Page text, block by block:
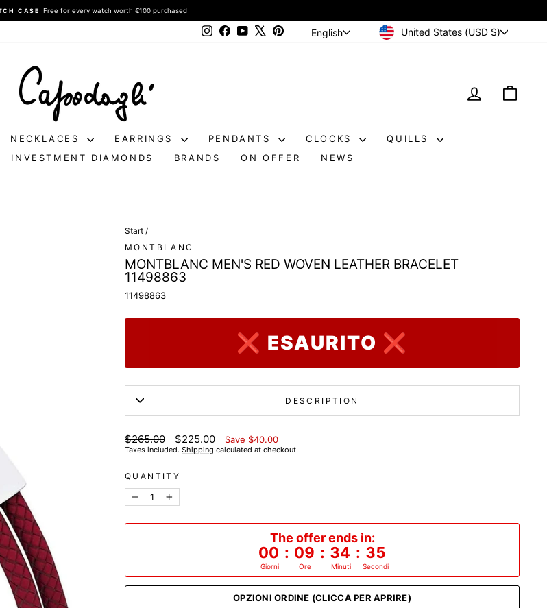
Pause
FREE NATIONAL SHIPPING above €200
InstagramFacebookYouTube PinterestLANGUAGE
English CURRENCY
United States (USD $)
LOG IN
NECKLACES EARRINGS PENDANTS CLOCKS
QUILLS
INVESTMENT DIAMONDS BRANDS ON OFFER NEWS
Start /
MONTBLANC
MONTBLANC MEN'S RED WOVEN LEATHER BRACELET
11498863
11498863
❌ ESAURITO ❌
DESCRIPTION
List
price
$265.00
Discounted
price
$225.00 Save $40.00
Taxes included. Shipping calculated at checkout.
QUANTITY
− +
The offer ends in:
00 : 09 : 34 : 34
Giorni Ore Minuti Secondi
OPZIONI ORDINE (CLICCA PER APRIRE)